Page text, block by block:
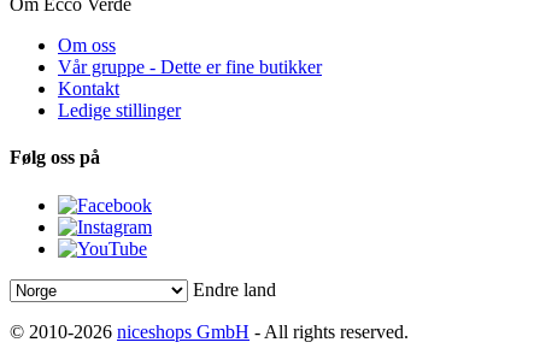
Om Ecco Verde
Om oss
Vår gruppe - Dette er fine butikker
Kontakt
Ledige stillinger
Følg oss på
Endre land
© 2010-2026 niceshops GmbH - All rights reserved.